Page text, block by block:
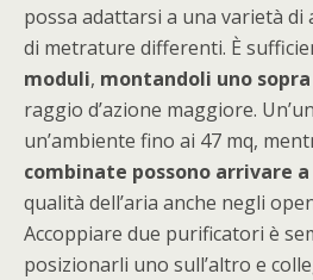
possa adattarsi a una varietà
di metrature differenti. È
moduli, montandoli uno
raggio d’azione maggiore.
un’ambiente fino ai 47 mq,
combinate possono arrivare a
qualità dell’aria anche negli
Accoppiare due purificatori è
posizionarli uno sull’altro e